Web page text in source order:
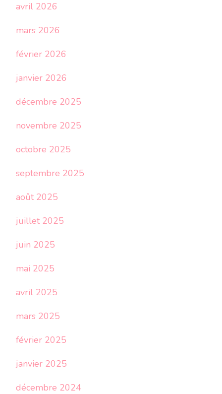
avril 2026
mars 2026
février 2026
janvier 2026
décembre 2025
novembre 2025
octobre 2025
septembre 2025
août 2025
juillet 2025
juin 2025
mai 2025
avril 2025
mars 2025
février 2025
janvier 2025
décembre 2024